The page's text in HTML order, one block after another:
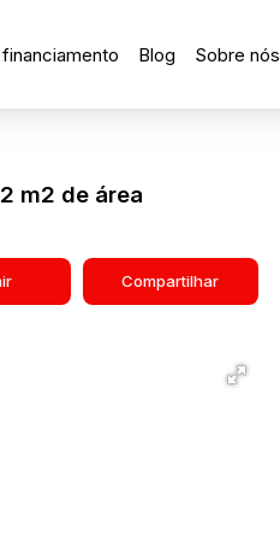
Sobre nós
Blog
m2 de área
Compartilhar